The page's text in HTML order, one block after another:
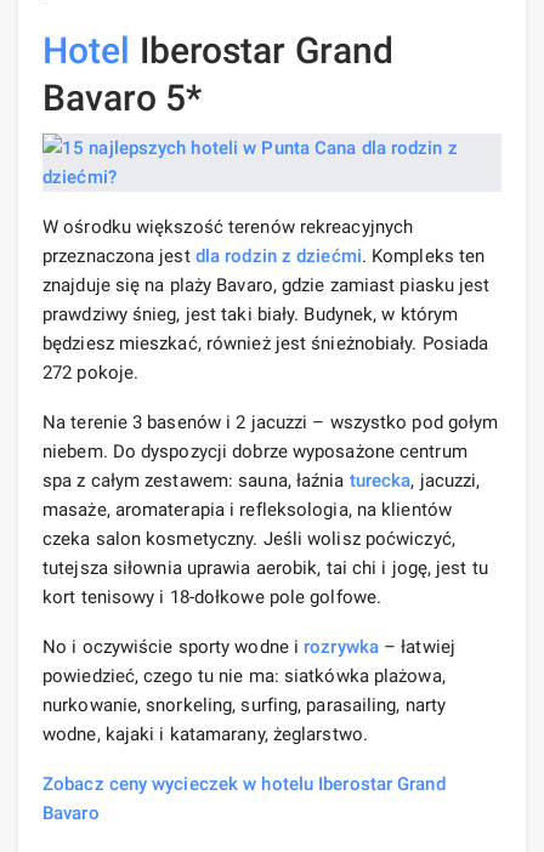
Hotel Iberostar Grand
Bavaro 5*
W ośrodku większość terenów rekreacyjnych
przeznaczona jest dla rodzin z dziećmi. Kompleks ten
znajduje się na plaży Bavaro, gdzie zamiast piasku jest
prawdziwy śnieg, jest taki biały. Budynek, w którym
będziesz mieszkać, również jest śnieżnobiały. Posiada
272 pokoje.
Na terenie 3 basenów i 2 jacuzzi – wszystko pod gołym
niebem. Do dyspozycji dobrze wyposażone centrum
spa z całym zestawem: sauna, łaźnia turecka, jacuzzi,
masaże, aromaterapia i refleksologia, na klientów
czeka salon kosmetyczny. Jeśli wolisz poćwiczyć,
tutejsza siłownia uprawia aerobik, tai chi i jogę, jest tu
kort tenisowy i 18-dołkowe pole golfowe.
No i oczywiście sporty wodne i rozrywka– łatwiej
powiedzieć, czego tu nie ma: siatkówka plażowa,
nurkowanie, snorkeling, surfing, parasailing, narty
wodne, kajaki i katamarany, żeglarstwo.
Zobacz ceny wycieczek w hotelu Iberostar Grand
Bavaro